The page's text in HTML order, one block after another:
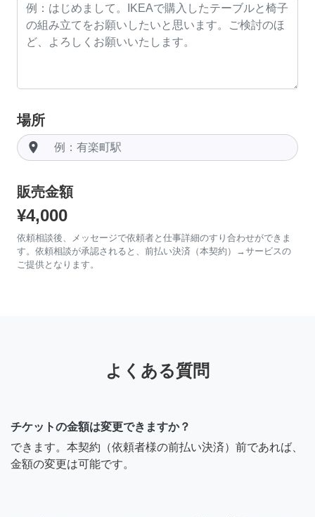
場所
room
販売金額
¥4,000
依頼相談後、メッセージで依頼者と仕事詳細のすり合わせができま
す。依頼相談が承認されると、前払い決済（本契約）→サービスの
ご提供となります。
よくある質問
チケットの金額は変更できますか？
できます。本契約（依頼者様の前払い決済）前であれば、
金額の変更は可能です。